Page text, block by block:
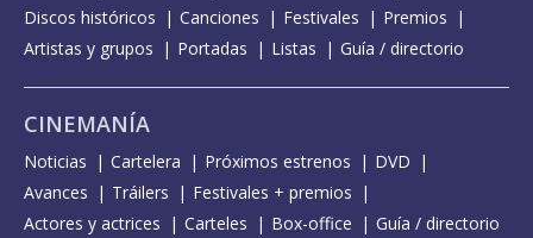
Discos históricos
Canciones Festivales
Premios
Artistas y grupos
Portadas Listas Guía / directorio
CINEMANÍA
Noticias Cartelera Próximos estrenos
DVD
Avances
Tráilers
Festivales + premios
Actores y actrices
Carteles Box-office Guía / directorio